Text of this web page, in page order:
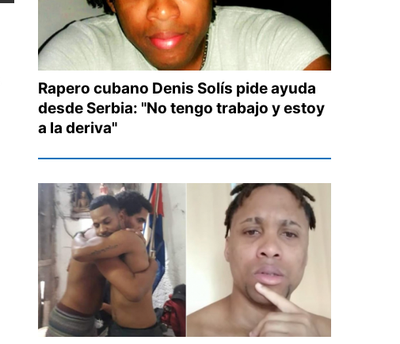
Rapero cubano Denis Solís pide ayuda
desde Serbia: "No tengo trabajo y estoy
a la deriva"